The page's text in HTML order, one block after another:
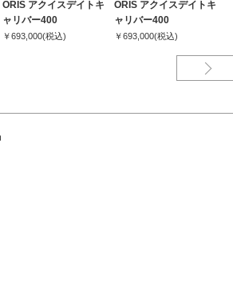
、水の重要性の認知向上のための高性能ダイバ
ORIS アクイスデイトキ
ャリバー400
￥693,000(税込)
ORIS アクイスデイトキ
ャリバー400
￥693,000(税込)